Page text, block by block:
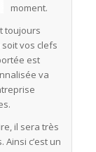
moment.
toujours
vos clefs
est
va
il sera très
c’est un